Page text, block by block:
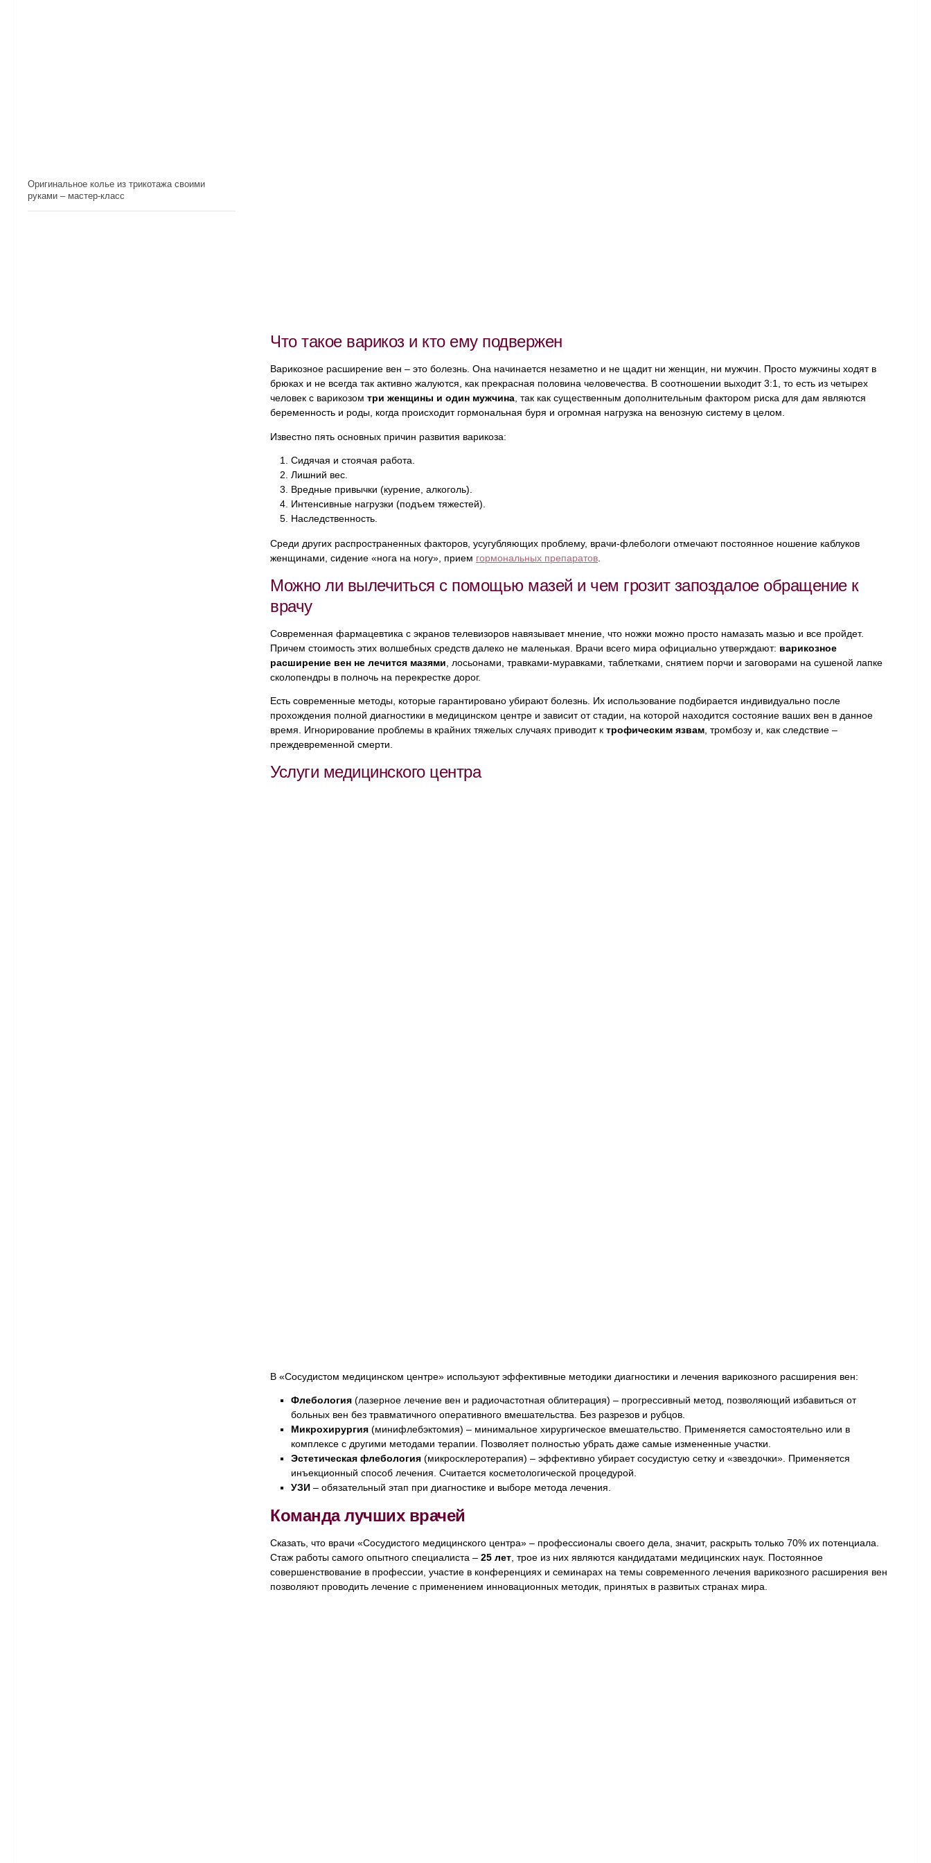
Что такое варикоз и кто ему подвержен
Варикозное расширение вен – это болезнь. Она начинается незаметно и не щадит ни женщин, ни мужчин. Просто мужчины ходят в
брюках и не всегда так активно жалуются, как прекрасная половина человечества. В соотношении выходит 3:1, то есть из четырех
человек с варикозом три женщины и один мужчина, так как существенным дополнительным фактором риска для дам являются
беременность и роды, когда происходит гормональная буря и огромная нагрузка на венозную систему в целом.
Известно пять основных причин развития варикоза:
Сидячая и стоячая работа.
Лишний вес.
Вредные привычки (курение, алкоголь).
Интенсивные нагрузки (подъем тяжестей).
Наследственность.
Среди других распространенных факторов, усугубляющих проблему, врачи-флебологи отмечают постоянное ношение каблуков
женщинами, сидение «нога на ногу», прием гормональных препаратов.
Можно ли вылечиться с помощью мазей и чем грозит запоздалое обращение к
врачу
Современная фармацевтика с экранов телевизоров навязывает мнение, что ножки можно просто намазать мазью и все пройдет.
Причем стоимость этих волшебных средств далеко не маленькая. Врачи всего мира официально утверждают: варикозное
расширение вен не лечится мазями , лосьонами, травками-муравками, таблетками, снятием порчи и заговорами на сушеной лапке
сколопендры в полночь на перекрестке дорог.
Есть современные методы, которые гарантировано убирают болезнь. Их использование подбирается индивидуально после
прохождения полной диагностики в медицинском центре и зависит от стадии, на которой находится состояние ваших вен в данное
время. Игнорирование проблемы в крайних тяжелых случаях приводит к трофическим язвам, тромбозу и, как следствие –
преждевременной смерти.
Услуги медицинского центра
В «Сосудистом медицинском центре» используют эффективные методики диагностики и лечения варикозного расширения вен:
Флебология (лазерное лечение вен и радиочастотная облитерация) – прогрессивный метод, позволяющий избавиться от
больных вен без травматичного оперативного вмешательства. Без разрезов и рубцов.
Микрохирургия (минифлебэктомия) – минимальное хирургическое вмешательство. Применяется самостоятельно или в
комплексе с другими методами терапии. Позволяет полностью убрать даже самые измененные участки.
Эстетическая флебология (микросклеротерапия) – эффективно убирает сосудистую сетку и «звездочки». Применяется
инъекционный способ лечения. Считается косметологической процедурой.
УЗИ – обязательный этап при диагностике и выборе метода лечения.
Команда лучших врачей
Сказать, что врачи «Сосудистого медицинского центра» – профессионалы своего дела, значит, раскрыть только 70% их потенциала.
Стаж работы самого опытного специалиста – 25 лет, трое из них являются кандидатами медицинских наук. Постоянное
совершенствование в профессии, участие в конференциях и семинарах на темы современного лечения варикозного расширения вен
позволяют проводить лечение с применением инновационных методик, принятых в развитых странах мира.
Оригинальное колье из трикотажа своими
руками – мастер-класс